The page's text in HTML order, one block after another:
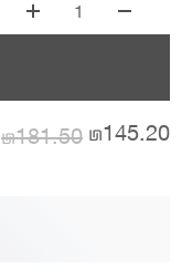
1
₪181.50 ₪145.20